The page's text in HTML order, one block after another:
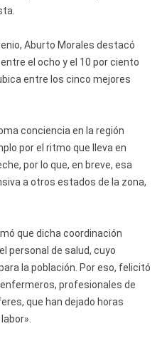
Aburto Morales destacó
el ocho y el 10 por ciento
entre los cinco mejores
conciencia en la región
por el ritmo que lleva en
por lo que, en breve, esa
a otros estados de la zona,
que dicha coordinación
personal de salud, cuyo
la población. Por eso, felicitó
profesionales de
que han dejado horas